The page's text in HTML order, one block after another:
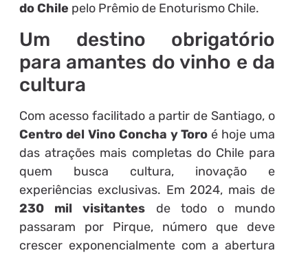
do Chile pelo Prêmio de Enoturismo Chile.
Um destino obrigatório
para amantes do vinho e da
cultura
Com acesso facilitado a partir de Santiago, o
Centro del Vino Concha y Toro é hoje uma
das atrações mais completas do Chile para
quem busca cultura, inovação e
experiências exclusivas. Em 2024, mais de
230 mil visitantes de todo o mundo
passaram por Pirque, número que deve
crescer exponencialmente com a abertura